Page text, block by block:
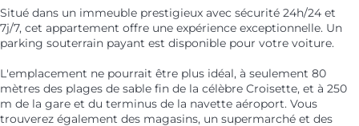
Situé dans un immeuble prestigieux avec sécurité 24h/24 et
7j/7, cet appartement offre une expérience exceptionnelle. Un
parking souterrain payant est disponible pour votre voiture.
L'emplacement ne pourrait être plus idéal, à seulement 80
mètres des plages de sable fin de la célèbre Croisette, et à 250
m de la gare et du terminus de la navette aéroport. Vous
trouverez également des magasins, un supermarché et des